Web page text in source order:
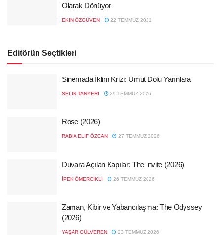
Olarak Dönüyor
EKIN ÖZGÜVEN 22 TEMMUZ 2021
Editörün Seçtikleri
Sinemada İklim Krizi: Umut Dolu Yarınlara
SELIN TANYERI 29 TEMMUZ 2026
Rose (2026)
RABIA ELIF ÖZCAN 27 TEMMUZ 2026
Duvara Açılan Kapılar: The Invite (2026)
İPEK ÖMERCIKLI 26 TEMMUZ 2026
Zaman, Kibir ve Yabancılaşma: The Odyssey
(2026)
YAŞAR GÜLVEREN 23 TEMMUZ 2026